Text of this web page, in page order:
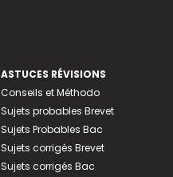
ASTUCES RÉVISIONS
Conseils et Méthodo
Sujets probables Brevet
Sujets Probables Bac
Sujets corrigés Brevet
Sujets corrigés Bac